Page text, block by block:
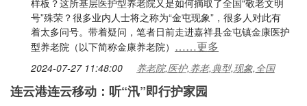
样板？这所基层医护型养老院又是如何摘取了全国“敬老文明
号”殊荣？很多业内人士将之称为“金屯现象”，很多人对此有
着太多问号。带着疑问，笔者日前走进嘉祥县金屯镇金康医护
型养老院（以下简称金康养老院） ……更多
2024-07-27 11:48:00 养老院,医护,养老,典型,现象,全国
连云港连云移动：听“汛”即行护家园